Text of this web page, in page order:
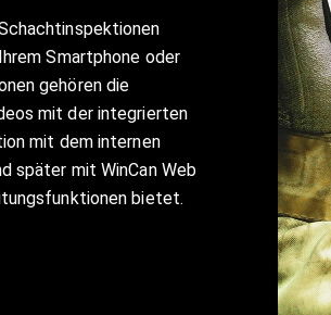
Smartphone oder
gehören die
mit der integrierten
mit dem internen
später mit WinCan Web
bietet.